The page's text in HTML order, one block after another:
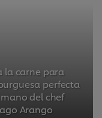
la carne para
perfecta
del chef
Arango